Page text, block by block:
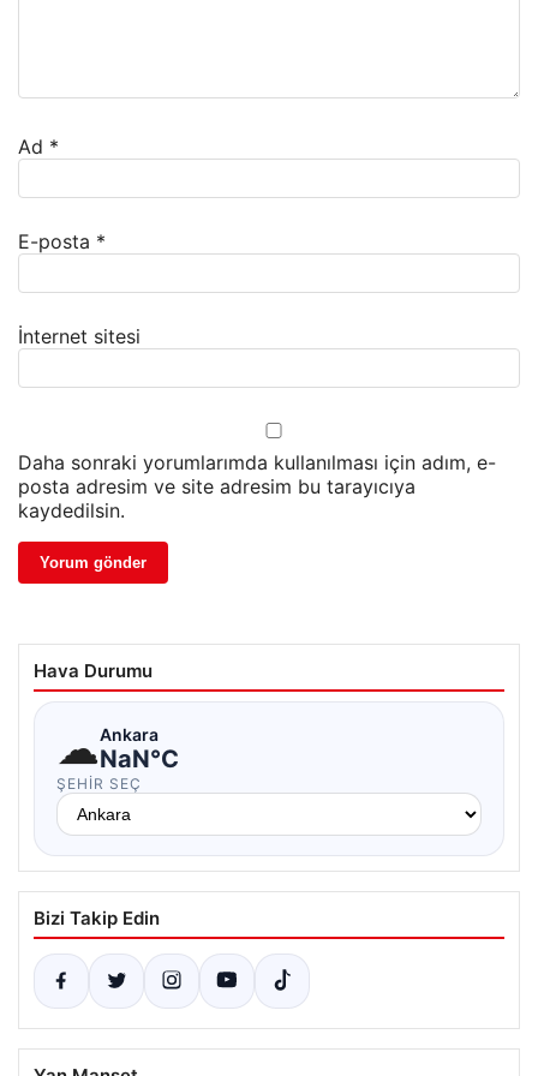
Ad *
E-posta *
İnternet sitesi
Daha sonraki yorumlarımda kullanılması için adım, e-
posta adresim ve site adresim bu tarayıcıya
kaydedilsin.
Hava Durumu
☁Ankara
NaN°C
ŞEHIR SEÇ
Bizi Takip Edin